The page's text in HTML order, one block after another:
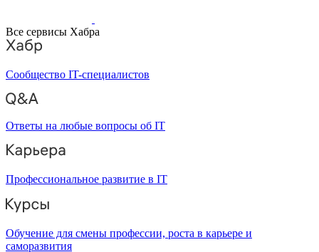
Все сервисы Хабра
Сообщество IT-специалистов
Ответы на любые вопросы об IT
Профессиональное развитие в IT
Обучение для смены профессии, роста в карьере и
саморазвития